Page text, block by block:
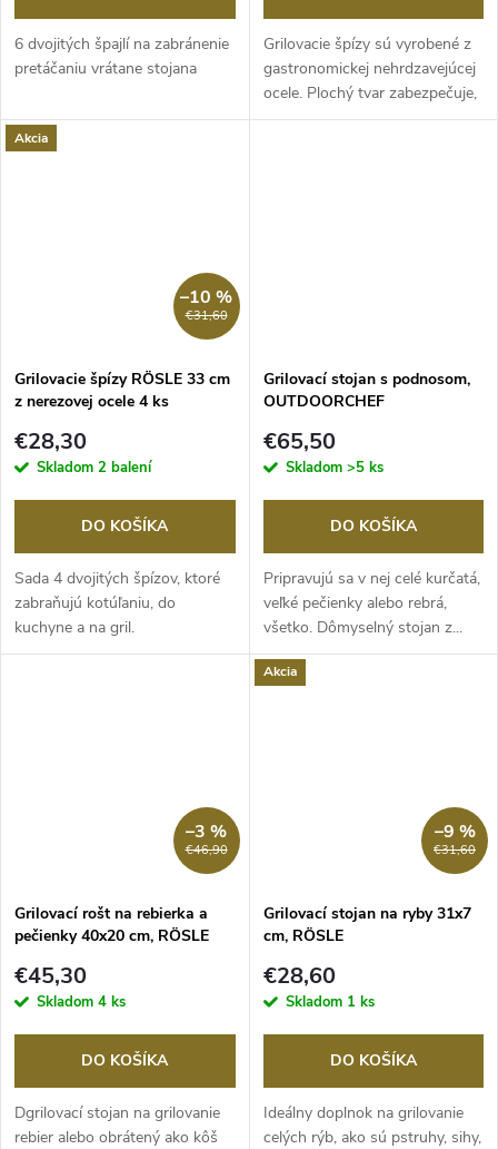
6 dvojitých špajlí na zabránenie
pretáčaniu vrátane stojana
Grilovacie špízy sú vyrobené z
gastronomickej nehrdzavejúcej
ocele. Plochý tvar zabezpečuje,
že...
Akcia
€31,60
–10 %
Grilovacie špízy RÖSLE 33 cm
z nerezovej ocele 4 ks
€28,30
Skladom 2 balení
DO KOŠÍKA
Sada 4 dvojitých špízov, ktoré
zabraňujú kotúľaniu, do
kuchyne a na gril.
Grilovací stojan s podnosom,
OUTDOORCHEF
€65,50
Skladom >5 ks
DO KOŠÍKA
Pripravujú sa v nej celé kurčatá,
veľké pečienky alebo rebrá,
všetko. Dômyselný stojan z...
€46,90
–3 %
Grilovací rošt na rebierka a
pečienky 40x20 cm, RÖSLE
€45,30
Skladom 4 ks
DO KOŠÍKA
Dgrilovací stojan na grilovanie
rebier alebo obrátený ako kôš
Akcia
€31,60
–9 %
Grilovací stojan na ryby 31x7
cm, RÖSLE
€28,60
Skladom 1 ks
DO KOŠÍKA
Ideálny doplnok na grilovanie
celých rýb, ako sú pstruhy, sihy,